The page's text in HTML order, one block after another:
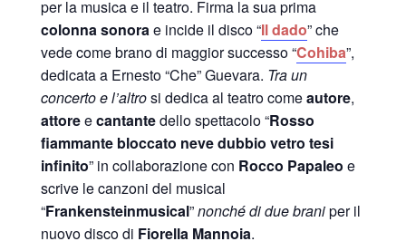
per la musica e il teatro. Firma la sua prima
colonna sonorae incide il disco “Il dado” che
vede come brano di maggior successo “Cohiba”,
dedicata a Ernesto “Che” Guevara. Tra un
concerto e l’altrosi dedica al teatro comeautore,
attoreecantantedello spettacolo “Rosso
fiammante bloccato neve dubbio vetro tesi
infinito” in collaborazione con Rocco Papaleo e
scrive le canzoni del musical
“Frankensteinmusical”nonché di due braniper il
nuovo disco di Fiorella Mannoia.